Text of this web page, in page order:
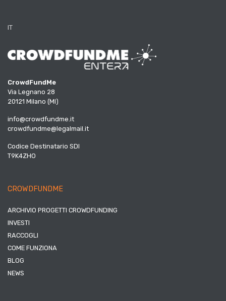
IT
CrowdFundMe
Via Legnano 28
20121 Milano (MI)
info@crowdfundme.it
crowdfundme@legalmail.it
Codice Destinatario SDI
T9K4ZHO
CROWDFUNDME
ARCHIVIO PROGETTI CROWDFUNDING
INVESTI
RACCOGLI
COME FUNZIONA
BLOG
NEWS